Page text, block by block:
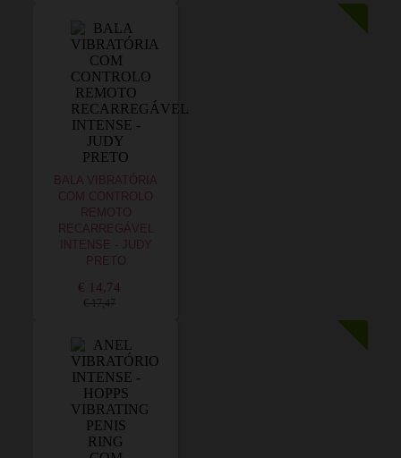
BALA VIBRATÓRIA
COM CONTROLO
REMOTO
RECARREGÁVEL
INTENSE - JUDY
PRETO
€ 14,74
€ 17,47